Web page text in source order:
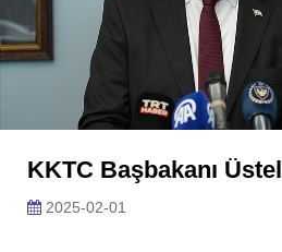
KKTC Başbakanı Üstel
2025-02-01